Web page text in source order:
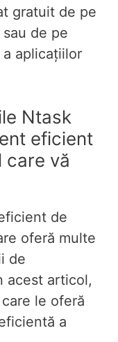
gratuit de pe
de pe
aplicațiilor
Ntask
eficient
care vă
de
oferă multe
de
acest articol,
le oferă
a